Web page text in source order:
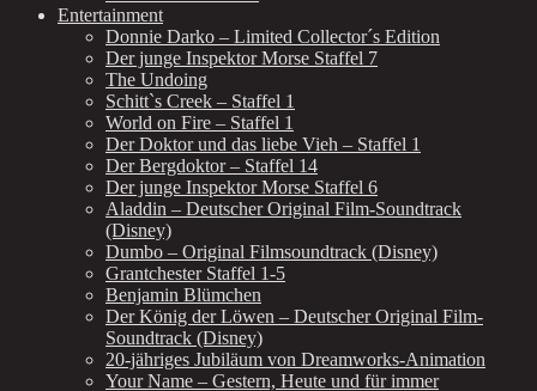
Entertainment
Donnie Darko – Limited Collector´s Edition
Der junge Inspektor Morse Staffel 7
The Undoing
Schitt`s Creek – Staffel 1
World on Fire – Staffel 1
Der Doktor und das liebe Vieh – Staffel 1
Der Bergdoktor – Staffel 14
Der junge Inspektor Morse Staffel 6
Aladdin – Deutscher Original Film-Soundtrack
(Disney)
Dumbo – Original Filmsoundtrack (Disney)
Grantchester Staffel 1-5
Benjamin Blümchen
Der König der Löwen – Deutscher Original Film-
Soundtrack (Disney)
20-jähriges Jubiläum von Dreamworks-Animation
Your Name – Gestern, Heute und für immer